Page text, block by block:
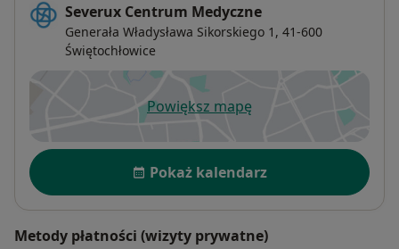
Severux Centrum Medyczne
Generała Władysława Sikorskiego 1, 41-600
Świętochłowice
Powiększ mapęotwiera się w nowej karcie
Dostępność
Pokaż kalendarz
Metody płatności (wizyty prywatne)